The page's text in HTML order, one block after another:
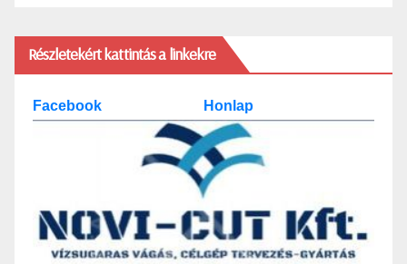
Részletekért kattintás a linkekre
Facebook Honlap